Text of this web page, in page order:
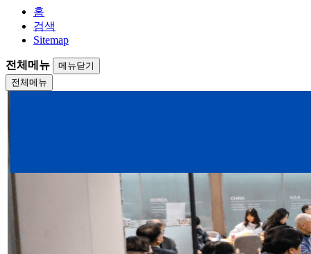
홈
검색
Sitemap
전체메뉴
메뉴닫기
전체메뉴